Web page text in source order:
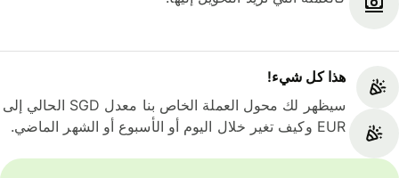
هذا كل شيء‎!
سيظهر لك محول العملة الخاص بنا معدل SGD الحالي إلى
EUR وكيف تغير خلال اليوم أو الأسبوع أو الشهر الماضي.